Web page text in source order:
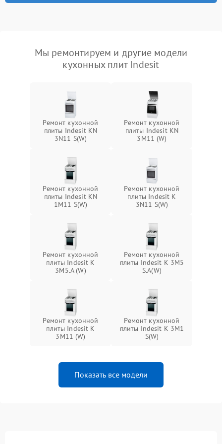
Мы ремонтируем и другие модели
кухонных плит Indesit
Ремонт кухонной
плиты Indesit KN
3N11 S(W)
Ремонт кухонной
плиты Indesit KN
3M11 (W)
Ремонт кухонной
плиты Indesit KN
1M11 S(W)
Ремонт кухонной
плиты Indesit K
3N11 S(W)
Ремонт кухонной
плиты Indesit K
3M5.A (W)
Ремонт кухонной
плиты Indesit K 3M5
S.A(W)
Ремонт кухонной
плиты Indesit K
3M11 (W)
Ремонт кухонной
плиты Indesit K 3M1
S(W)
Показать все модели